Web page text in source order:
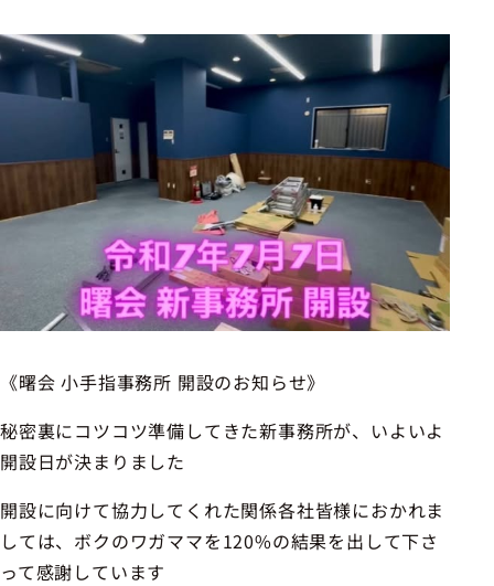
《曙会 小手指事務所 開設のお知らせ》
秘密裏にコツコツ準備してきた新事務所が、いよいよ
開設日が決まりました
開設に向けて協力してくれた関係各社皆様におかれま
しては、ボクのワガママを120%の結果を出して下さ
って感謝しています